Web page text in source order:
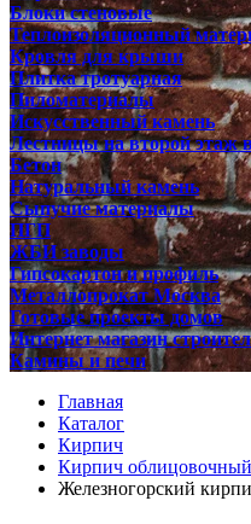
Блоки стеновые
Теплоизоляционный
Кровля для крыши
Плитка тротуарная
Пиломатериалы
Искусственный камень
Лестницы на второй этаж
Бетон
Натуральный камень
Сыпучие материалы
ПГП
ЖБИ заводы
Гипсокартон и профиль
Металлопрокат Москва
Готовые проекты домов
Интернет магазин
Камины и печи
Главная
Каталог
Кирпич
Кирпич облицовочный
Железногорский